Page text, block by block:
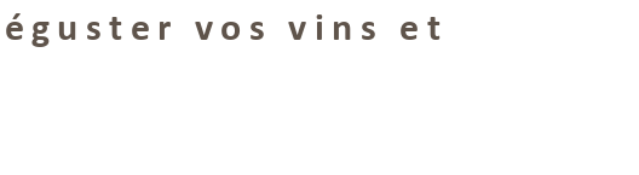
vos vins et